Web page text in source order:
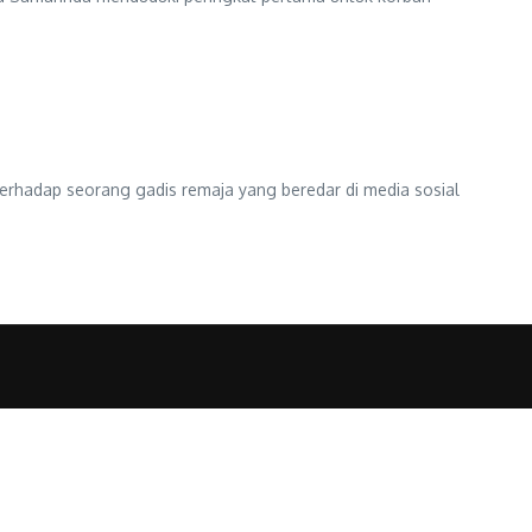
seorang gadis remaja yang beredar di media sosial